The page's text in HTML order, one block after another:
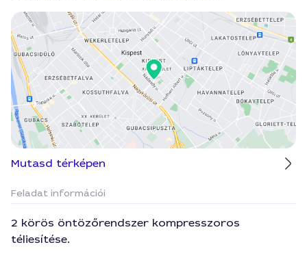
Mutasd térképen
Feladat információi
2 körös öntözőrendszer kompresszoros
téliesítése.